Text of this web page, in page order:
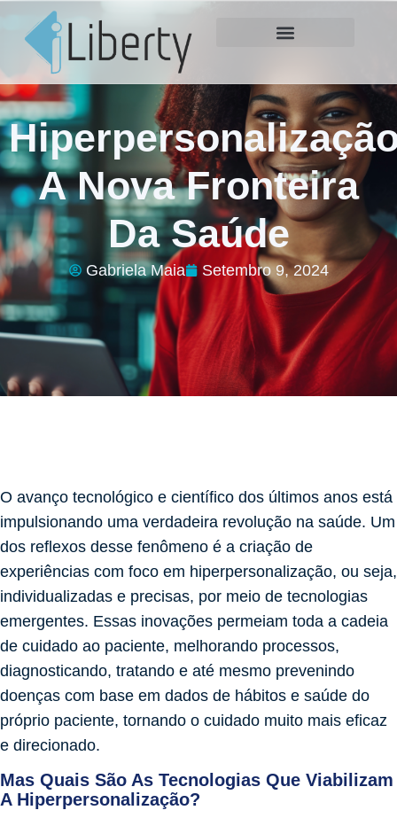
A Nova Fronteira
Da Saúde
Gabriela Maia Setembro 9, 2024
O avanço tecnológico e científico dos últimos anos está
impulsionando uma verdadeira revolução na saúde. Um
dos reflexos desse fenômeno é a criação de
experiências com foco em hiperpersonalização, ou seja,
individualizadas e precisas, por meio de tecnologias
emergentes. Essas inovações permeiam toda a cadeia
de cuidado ao paciente, melhorando processos,
diagnosticando, tratando e até mesmo prevenindo
doenças com base em dados de hábitos e saúde do
próprio paciente, tornando o cuidado muito mais eficaz
e direcionado.
Mas Quais São As Tecnologias Que Viabilizam
A Hiperpersonalização?